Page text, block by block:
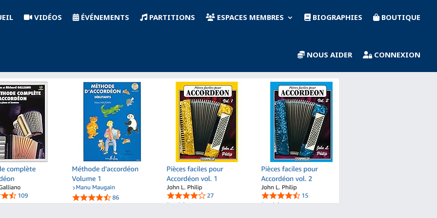
VIDÉOS ÉVÉNEMENTS PARTITIONS ESPACES MEMBRES BIOGRAPHIES BOUTIQUE
NOUS AIDER CONNEXION